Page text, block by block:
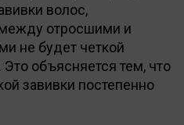
волос,
отросшими и
не будет четкой
объясняется тем, что
завивки постепенно